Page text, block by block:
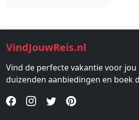
VindJouwReis.nl
Vind de perfecte vakantie voor jou
duizenden aanbiedingen en boek